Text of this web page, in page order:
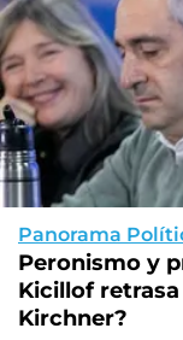
Panorama
Peronismo y
Kicillof
Kirchner?